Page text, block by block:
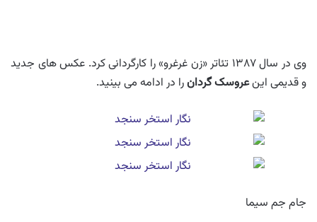
وی در سال ۱۳۸۷ تئاتر «زن غرغرو» را کارگردانی کرد. عکس های جدید
و قدیمی اینعروسک گردانرا در ادامه می بینید.
جام جم سیما